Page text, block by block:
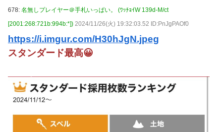
678: 名無しプレイヤー＠手札いっぱい。 (ﾜｯﾁｮｲW 139d-M/ct
[2001:268:721b:994b:*]) 2024/11/26(火) 19:32:03.52 ID:PnJgPAOf0
https://i.imgur.com/H30hJgN.jpeg
スタンダード最高😀